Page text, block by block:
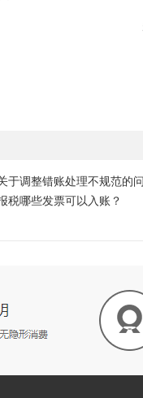
于调整错账处理不规范的
税哪些发票可以入账？